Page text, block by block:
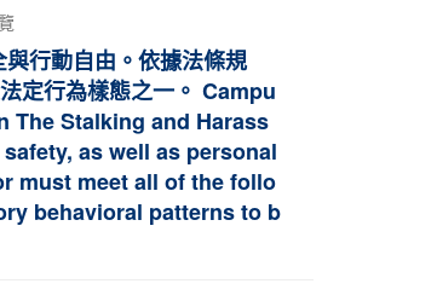
行動自由。依據法條規
定行為樣態之一。 Campu
The Stalking and Harass
as well as personal
must meet all of the follo
behavioral patterns to b